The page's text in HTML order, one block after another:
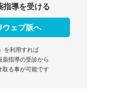
指導を受ける
ェブ版へ
を利用すれば
指導の受診から
取る事が可能です